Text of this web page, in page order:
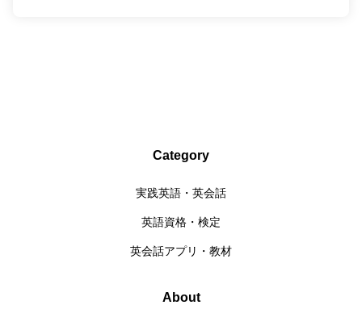
Category
実践英語・英会話
英語資格・検定
英会話アプリ・教材
About